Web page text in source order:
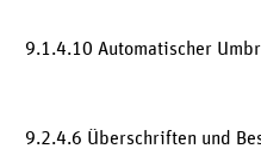
9.1.4.10 Automatischer
9.2.4.6 Überschriften und